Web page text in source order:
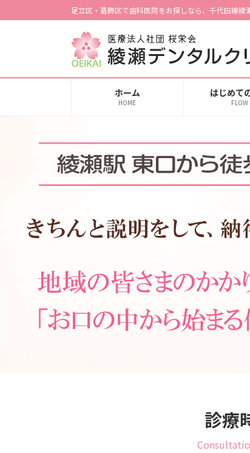
ン
へ
ビ
ョ
足立区・葛飾区で歯科医院をお探しなら、千代田線
ホーム
HOME
はじめて
FLOW
診療